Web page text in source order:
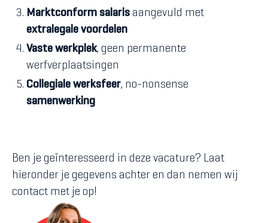
Marktconform salaris aangevuld met
extralegale voordelen
Vaste werkplek, geen permanente
werfverplaatsingen
Collegiale werksfeer, no-nonsense
samenwerking
Ben je geïnteresseerd in deze vacature? Laat
hieronder je gegevens achter en dan nemen wij
contact met je op!